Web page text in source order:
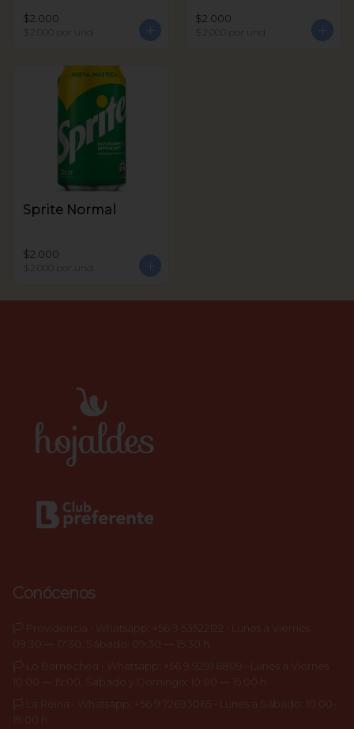
$2.000
$2.000 por und
$2.000
$2.000 por und
Sprite Normal
$2.000
$2.000 por und
Conócenos
🏳️ Providencia • Whatsapp: +56 9 53522122 • Lunes a Viernes:
09:30 ― 17:30. Sábado: 09:30 ― 15:30 h.
🏳️ Lo Barnechea • Whatsapp: +56 9 9291 6809 • Lunes a Viernes
10:00 ― 19:00. Sábado y Domingo: 10:00 ― 15:00 h.
🏳️ La Reina • Whatsapp: +56 9 72693065 • Lunes a Sábado: 10:00-
19:00 h